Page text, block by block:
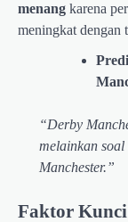
menang karena
meningkat dengan
“Derby
melainkan
Manchester.”
Faktor Kunci